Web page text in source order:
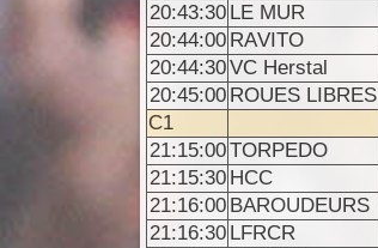
20:43:30 LE MUR
20:44:00 RAVITO
20:44:30VC Herstal
20:45:00 ROUES LIBRES
C1
21:15:00TORPEDO
21:15:30 HCC
21:16:00 BAROUDEURS
21:16:30 LFRCR